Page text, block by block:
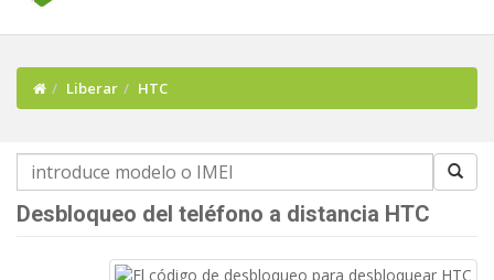
Liberar HTC
Desbloqueo del teléfono a distancia HTC